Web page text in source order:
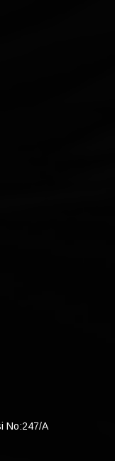
No:247/A